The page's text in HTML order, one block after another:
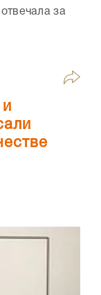
за